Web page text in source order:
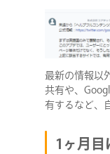
最新の情報以
共有や、
有するなど、
1ヶ月目